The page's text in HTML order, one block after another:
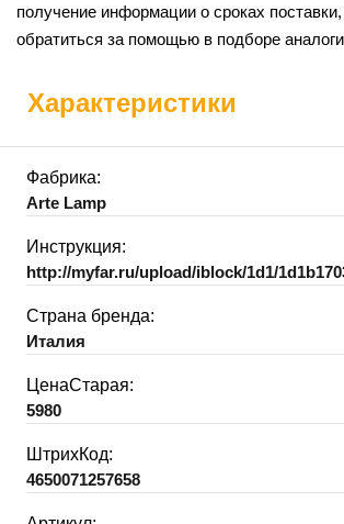
получение информации о сроках
обратиться за помощью в подборе
Характеристики
Фабрика:
Arte Lamp
Инструкция:
http://myfar.ru/upload/iblock/1d1/
Страна бренда:
Италия
ЦенаСтарая:
5980
ШтрихКод:
4650071257658